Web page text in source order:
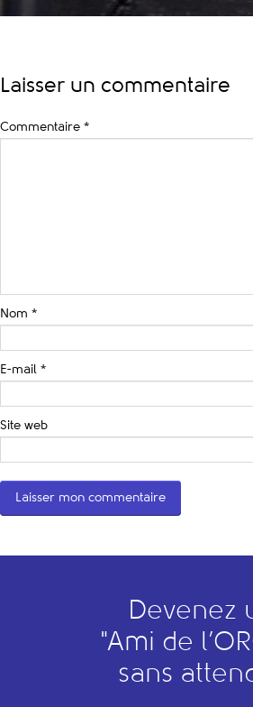
Laisser un commentaire
Commentaire *
Nom *
E-mail *
Site web
Devenez
"Ami de l’O
sans